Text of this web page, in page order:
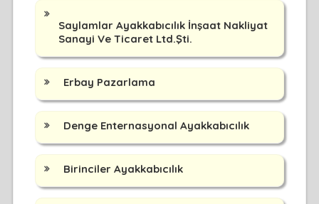
Saylamlar Ayakkabıcılık İnşaat Nakliyat
Sanayi Ve Ticaret Ltd.Şti.
Erbay Pazarlama
Denge Enternasyonal Ayakkabıcılık
Birinciler Ayakkabıcılık